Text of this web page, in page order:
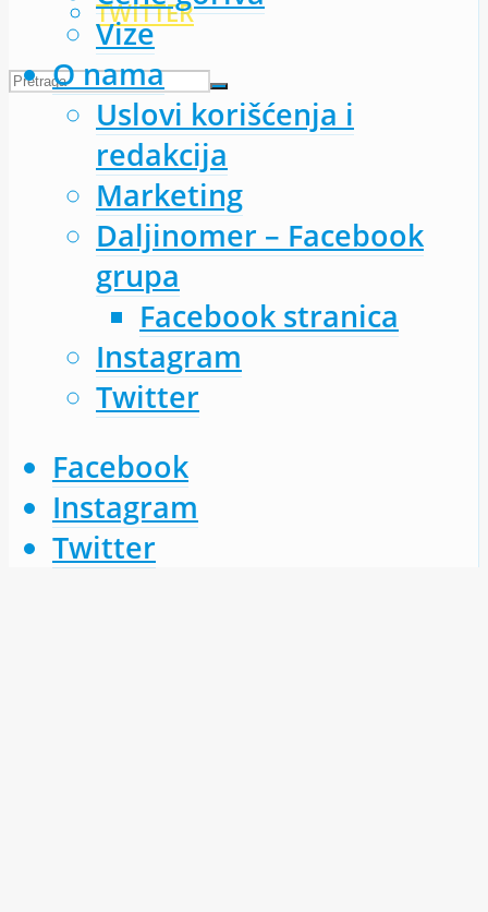
TWITTER
Vize
O nama
Uslovi korišćenja i
redakcija
Marketing
Daljinomer – Facebook
grupa
Facebook stranica
Instagram
Twitter
Facebook
Instagram
Twitter